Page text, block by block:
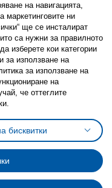
(Cookies)
на бисквитки
за личните данни
данни на ikea.bg
IKEA Family
програма IKEA Family
на навигацията,
маркетинговите ни
ще се инсталират
са нужни за правилното
изберете кои категории
за използване на
за използване на
на
че оттеглите
бисквитки